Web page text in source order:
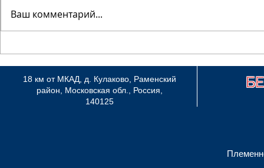
сентября 2013, Минск
Ваш комментарий...
18 км от МКАД, д. Кулаково, Раменский
район, Московская обл., Россия,
140125